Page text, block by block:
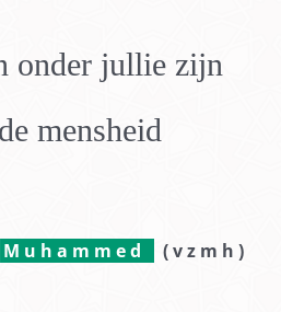
onder jullie zijn
mensheid
Muhammed (vzmh)